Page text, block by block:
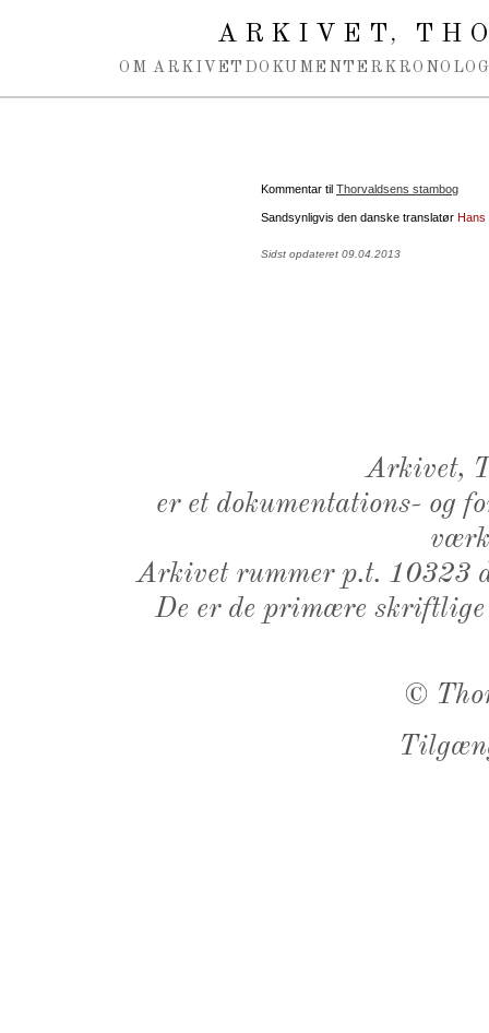
ARKIVET,
OM ARKIVET DOKUMENTER
Kommentar til Thorvaldsens stambog
Sandsynligvis den danske translatør Hans
Sidst opdateret 09.04.2013
Arkivet,
er et dokumentations- og
Arkivet rummer p.t. 10323
De er de primære
©